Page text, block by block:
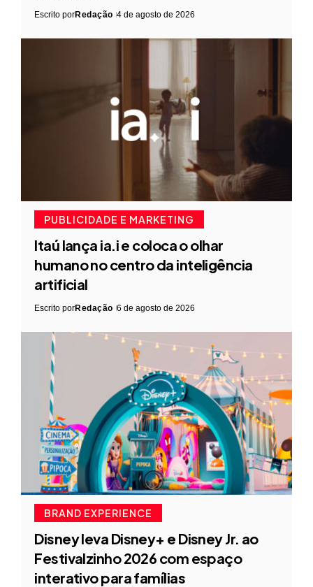
Escrito porRedação 4 de agosto de 2026
PUBLICIDADE E MARKETING
Itaú lança ia.i e coloca o olhar
humano no centro da inteligência
artificial
Escrito porRedação 6 de agosto de 2026
BRAND EXPERIENCE
Disney leva Disney+ e Disney Jr. ao
Festivalzinho 2026 com espaço
interativo para famílias